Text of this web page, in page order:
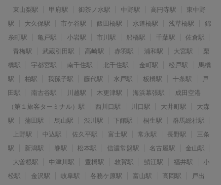
東山梨駅
甲府駅 御茶ノ水駅 中野駅 高円寺駅
東中野
駅
大久保駅 市ケ谷駅 飯田橋駅 水道橋駅 浅草橋駅
錦
糸町駅
亀戸駅 小岩駅 市川駅 船橋駅 千葉駅
佐倉駅
青梅駅
武蔵引田駅 高崎駅 赤羽駅 浦和駅 大宮駅
栗
橋駅
宇都宮駅 南千住駅 北千住駅 金町駅 松戸駅
馬橋
駅
柏駅 我孫子駅 藤代駅 水戸駅 板橋駅 十条駅
戸
田駅
南古谷駅 川越駅 木更津駅 海浜幕張駅
成田空港
（第１旅客ターミナル）駅
西川口駅 川口駅 大井町駅
大森
駅
蒲田駅 烏山駅 渋川駅 下館駅 桐生駅
群馬総社駅
上野駅
中込駅 佐久平駅 富士駅 常永駅 長野駅
三条
駅
新潟駅 巻駅 松本駅 信濃常盤駅 名古屋駅
金山駅
大曽根駅
中津川駅 豊橋駅 敦賀駅 鯖江駅 福井駅
小
松駅
金沢駅 岐阜駅 各務ケ原駅 富山駅 高岡駅
戸出